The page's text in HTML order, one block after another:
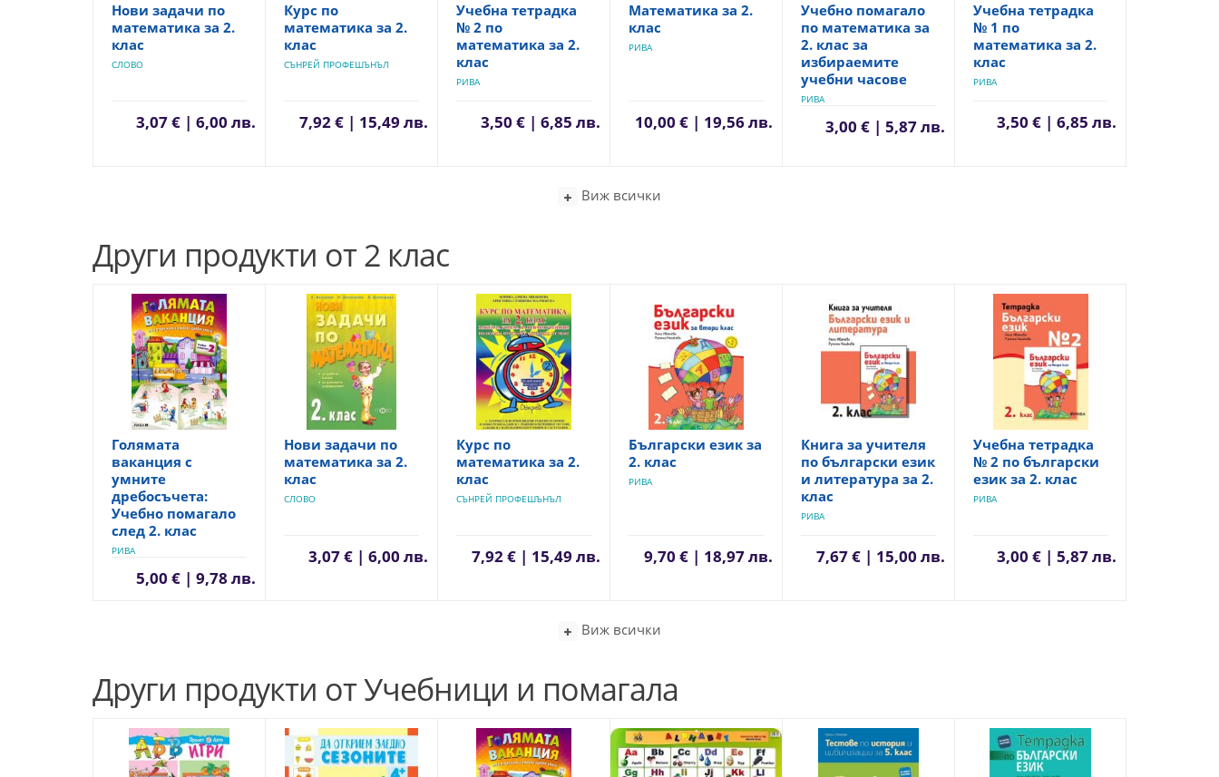
Нови задачи по
математика за 2.
клас
СЛОВО
3,07 € | 6,00 лв.
Курс по
математика за 2.
клас
СЪНРЕЙ ПРОФЕШЪНЪЛ
7,92 € | 15,49 лв.
Учебна тетрадка
№ 2 по
математика за 2.
клас
РИВА
3,50 € | 6,85 лв.
Математика за 2.
клас
РИВА
10,00 € | 19,56 лв.
Учебно помагало
по математика за
2. клас за
избираемите
учебни часове
РИВА
3,00 € | 5,87 лв.
Учебна тетрадка
№ 1 по
математика за 2.
клас
РИВА
3,50 € | 6,85 лв.
Виж всички
Други продукти от 2 клас
Голямата
ваканция с
умните
дребосъчета:
Учебно помагало
след 2. клас
РИВА
5,00 € | 9,78 лв.
Нови задачи по
математика за 2.
клас
СЛОВО
3,07 € | 6,00 лв.
Курс по
математика за 2.
клас
СЪНРЕЙ ПРОФЕШЪНЪЛ
7,92 € | 15,49 лв.
Български език за
2. клас
РИВА
9,70 € | 18,97 лв.
Книга за учителя
по български език
и литература за 2.
клас
РИВА
7,67 € | 15,00 лв.
Учебна тетрадка
№ 2 по български
език за 2. клас
РИВА
3,00 € | 5,87 лв.
Виж всички
Други продукти от Учебници и помагала